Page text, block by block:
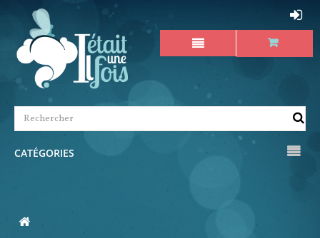
CATÉGORIES